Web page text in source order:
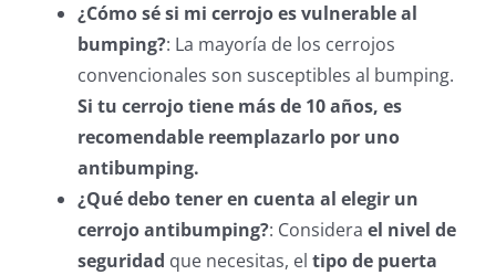
¿Cómo sé si mi cerrojo es vulnerable al
bumping?: La mayoría de los cerrojos
convencionales son susceptibles al bumping.
Si tu cerrojo tiene más de 10 años, es
recomendable reemplazarlo por uno
antibumping.
¿Qué debo tener en cuenta al elegir un
cerrojo antibumping?: Considera el nivel de
seguridad que necesitas, el tipo de puerta